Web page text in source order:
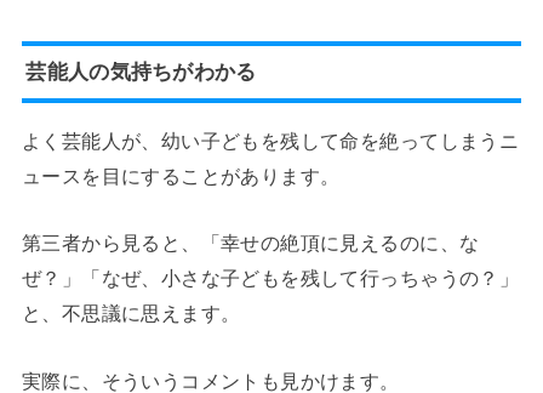
芸能人の気持ちがわかる
よく芸能人が、幼い子どもを残して命を絶ってしまうニ
ュースを目にすることがあります。
第三者から見ると、「幸せの絶頂に見えるのに、な
ぜ？」「なぜ、小さな子どもを残して行っちゃうの？」
と、不思議に思えます。
実際に、そういうコメントも見かけます。